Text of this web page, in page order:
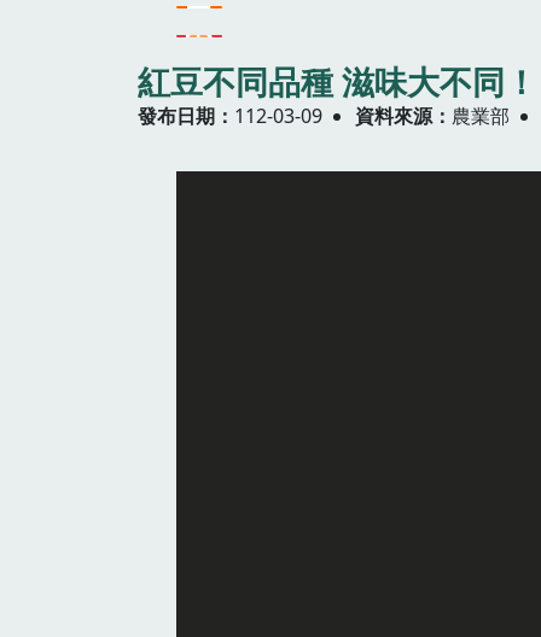
紅豆不同品種 滋味大不同！
發布日期 112-03-09 資料來源 農業部